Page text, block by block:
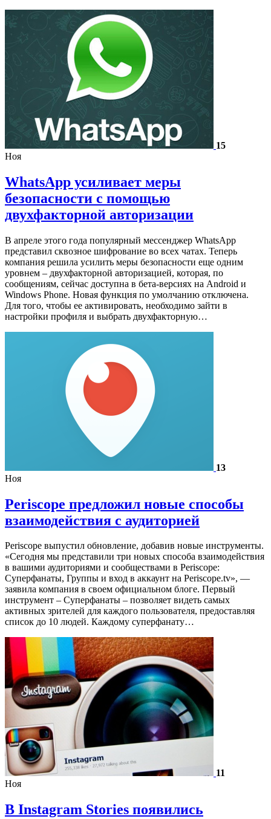
15
Ноя
WhatsApp усиливает меры
безопасности с помощью
двухфакторной авторизации
В апреле этого года популярный мессенджер WhatsApp
представил сквозное шифрование во всех чатах. Теперь
компания решила усилить меры безопасности еще одним
уровнем – двухфакторной авторизацией, которая, по
сообщениям, сейчас доступна в бета-версиях на Android и
Windows Phone. Новая функция по умолчанию отключена.
Для того, чтобы ее активировать, необходимо зайти в
настройки профиля и выбрать двухфакторную…
13
Ноя
Periscope предложил новые способы
взаимодействия с аудиторией
Periscope выпустил обновление, добавив новые инструменты.
«Сегодня мы представили три новых способа взаимодействия
в вашими аудиториями и сообществами в Periscope:
Суперфанаты, Группы и вход в аккаунт на Periscope.tv», —
заявила компания в своем официальном блоге. Первый
инструмент – Суперфанаты – позволяет видеть самых
активных зрителей для каждого пользователя, предоставляя
список до 10 людей. Каждому суперфанату…
11
Ноя
В Instagram Stories появились